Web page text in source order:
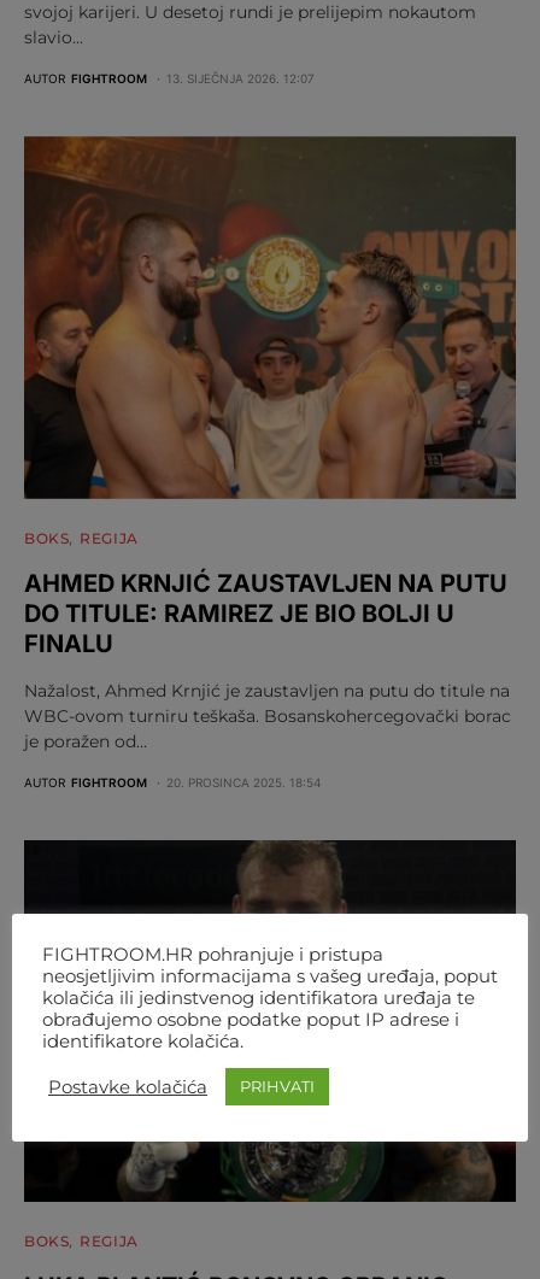
svojoj karijeri. U desetoj rundi je prelijepim nokautom
slavio…
AUTOR FIGHTROOM 13. SIJEČNJA 2026. 12:07
BOKS REGIJA
AHMED KRNJIĆ ZAUSTAVLJEN NA PUTU
DO TITULE: RAMIREZ JE BIO BOLJI U
FINALU
Nažalost, Ahmed Krnjić je zaustavljen na putu do titule na
WBC-ovom turniru teškaša. Bosanskohercegovački borac
je poražen od…
AUTOR FIGHTROOM 20. PROSINCA 2025. 18:54
BOKS REGIJA
FIGHTROOM.HR pohranjuje i pristupa
neosjetljivim informacijama s vašeg uređaja, poput
kolačića ili jedinstvenog identifikatora uređaja te
obrađujemo osobne podatke poput IP adrese i
identifikatore kolačića.
Postavke kolačića PRIHVATI